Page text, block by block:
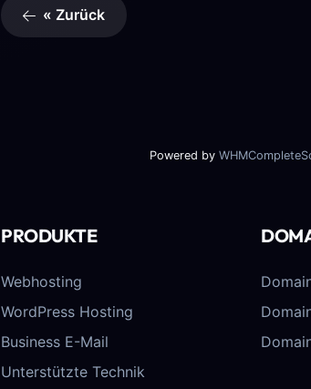
« Zurück
Powered by
PRODUKTE
Webhosting
WordPress Hosting
Business E-Mail
Unterstützte Technik